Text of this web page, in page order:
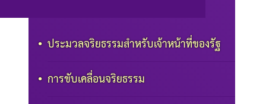
ประมวลจริยธรรมสำหรับเจ้าหน้าที่ของรัฐ
การขับเคลื่อนจริยธรรม